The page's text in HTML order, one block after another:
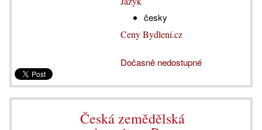
česky
Ceny Bydlení.cz
Dočasně nedostupné
Česká zemědělská